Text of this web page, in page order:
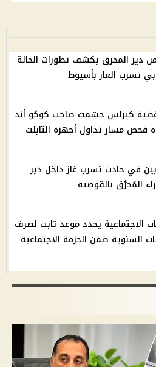
دير المحرق يكشف تطورات الحالة
تسرب الغاز بأسيوط
قضية كيرلس حشمت صاحب كوكو أند
فحص مسار تداول أجهزة التابلت
في حادث تسرب غاز داخل دير
المُحرَّق بالقوصية
الاجتماعية يحدد موعد ثابت لصرف
السنوية ضمن الحزمة الاجتماعية